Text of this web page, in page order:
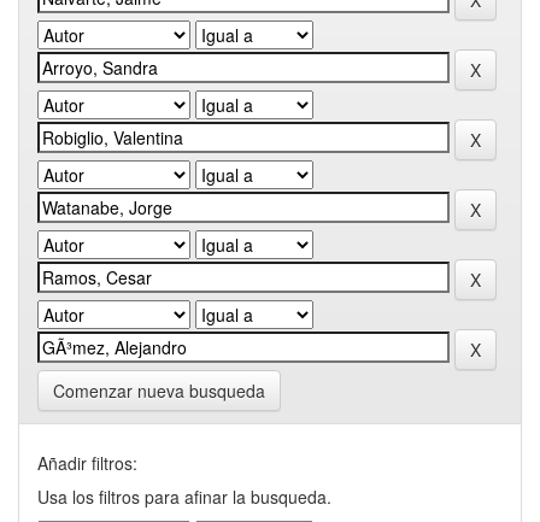
Comenzar nueva busqueda
Añadir filtros:
Usa los filtros para afinar la busqueda.